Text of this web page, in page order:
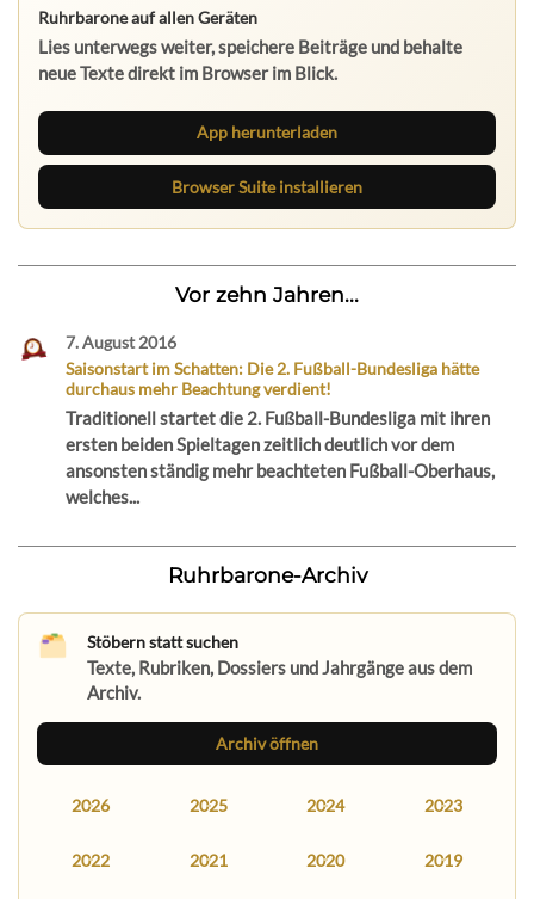
Ruhrbarone auf allen Geräten
Lies unterwegs weiter, speichere Beiträge und behalte
neue Texte direkt im Browser im Blick.
App herunterladen
Browser Suite installieren
Vor zehn Jahren...
7. August 2016
Saisonstart im Schatten: Die 2. Fußball-Bundesliga hätte
durchaus mehr Beachtung verdient!
Traditionell startet die 2. Fußball-Bundesliga mit ihren
ersten beiden Spieltagen zeitlich deutlich vor dem
ansonsten ständig mehr beachteten Fußball-Oberhaus,
welches...
Ruhrbarone-Archiv
Stöbern statt suchen
Texte, Rubriken, Dossiers und Jahrgänge aus dem
Archiv.
Archiv öffnen
2026 2025 2024 2023
2022 2021 2020 2019